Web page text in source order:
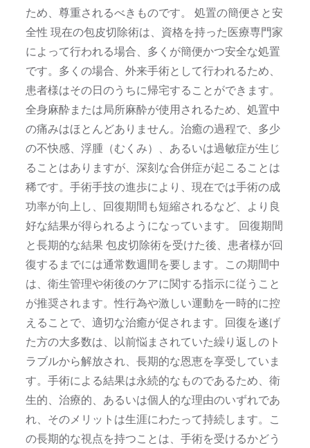
ため、尊重されるべきものです。 処置の簡便さと安
全性 現在の包皮切除術は、資格を持った医療専門家
によって行われる場合、多くが簡便かつ安全な処置
です。多くの場合、外来手術として行われるため、
患者様はその日のうちに帰宅することができます。
全身麻酔または局所麻酔が使用されるため、処置中
の痛みはほとんどありません。治癒の過程で、多少
の不快感、浮腫（むくみ）、あるいは過敏症が生じ
ることはありますが、深刻な合併症が起こることは
稀です。手術手技の進歩により、現在では手術の成
功率が向上し、回復期間も短縮されるなど、より良
好な結果が得られるようになっています。 回復期間
と長期的な結果 包皮切除術を受けた後、患者様が回
復するまでには通常数週間を要します。この期間中
は、衛生管理や術後のケアに関する指示に従うこと
が推奨されます。性行為や激しい運動を一時的に控
えることで、適切な治癒が促されます。回復を遂げ
た方の大多数は、以前悩まされていた繰り返しのト
ラブルから解放され、長期的な恩恵を享受していま
す。手術による結果は永続的なものであるため、衛
生的、治療的、あるいは個人的な理由のいずれであ
れ、そのメリットは生涯にわたって持続します。こ
の長期的な視点を持つことは、手術を受けるかどう